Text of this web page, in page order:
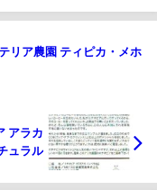
リア農園 ティピカ・メホ
アラカ
ュラル